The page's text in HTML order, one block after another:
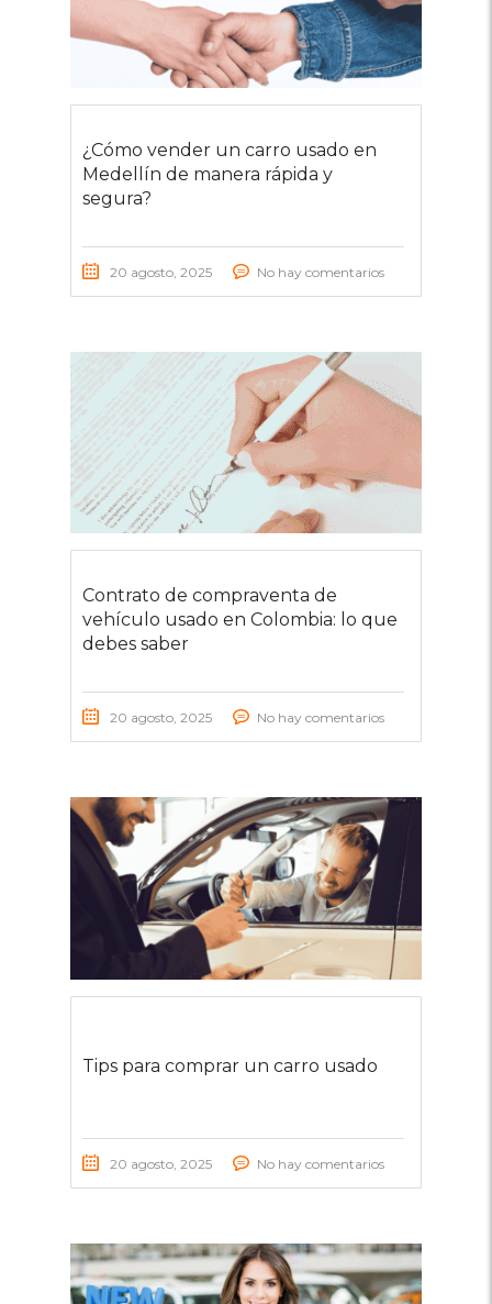
¿Cómo vender un carro usado en
Medellín de manera rápida y
segura?
20 agosto, 2025 No hay comentarios
Contrato de compraventa de
vehículo usado en Colombia: lo que
debes saber
20 agosto, 2025 No hay comentarios
Tips para comprar un carro usado
20 agosto, 2025 No hay comentarios